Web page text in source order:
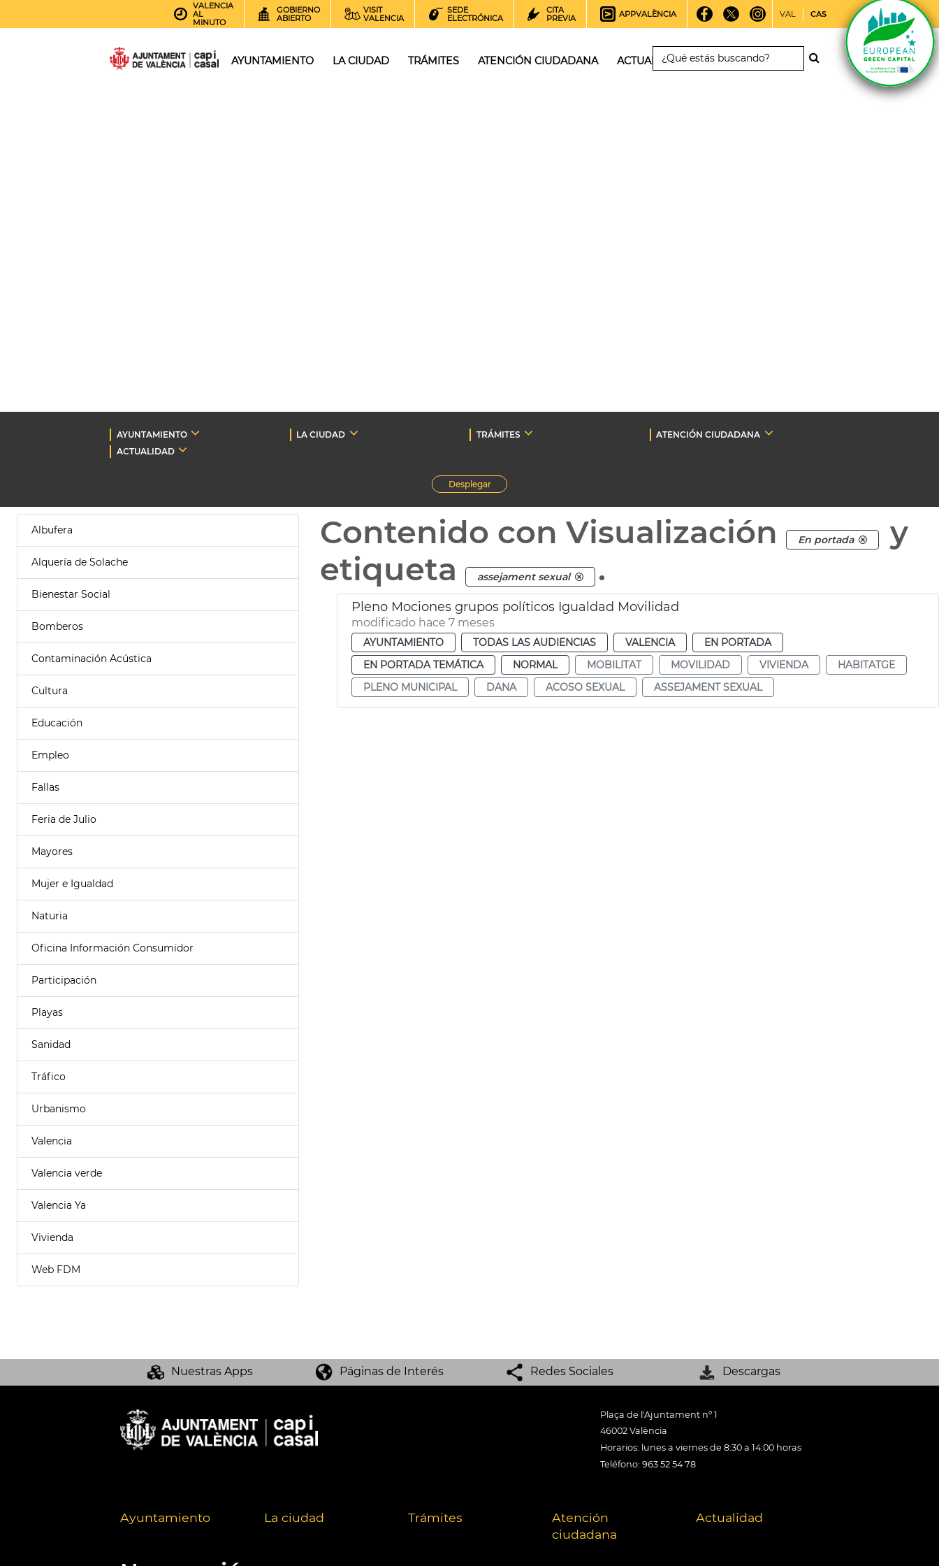
VALENCIA
AL
MINUTO
GOBIERNO
ABIERTO
VISIT
VALENCIA
SEDE
ELECTRÓNICA
CITA
PREVIA
APPVALÈNCIA VAL CAS
AYUNTAMIENTO LA CIUDAD TRÁMITES ATENCIÓN CIUDADANA ACTUALIDAD
AYUNTAMIENTO LA CIUDAD TRÁMITES
ATENCIÓN CIUDADANA
ACTUALIDAD
Desplegar
Albufera
Alquería de Solache
Bienestar Social
Bomberos
Contaminación Acústica
Cultura
Educación
Empleo
Fallas
Feria de Julio
Mayores
Mujer e Igualdad
Naturia
Oficina Información Consumidor
Participación
Playas
Sanidad
Tráfico
Urbanismo
Valencia
Valencia verde
Valencia Ya
Vivienda
Web FDM
Contenido con Visualización En portada
y
etiqueta
assejament sexual .
Pleno Mociones grupos políticos Igualdad Movilidad
modificado hace 7 meses
AYUNTAMIENTO TODAS LAS AUDIENCIAS VALENCIA
EN PORTADA
EN PORTADA TEMÁTICA
NORMAL MOBILITAT MOVILIDAD VIVIENDA
HABITATGE
PLENO MUNICIPAL
DANA ACOSO SEXUAL ASSEJAMENT SEXUAL
Nuestras Apps Páginas de Interés Redes Sociales Descargas
Plaça de l'Ajuntament nº 1
46002 València
Horarios: lunes a viernes de 8:30 a 14:00 horas
Teléfono: 963 52 54 78
Ayuntamiento La ciudad Trámites
Atención
ciudadana
Actualidad